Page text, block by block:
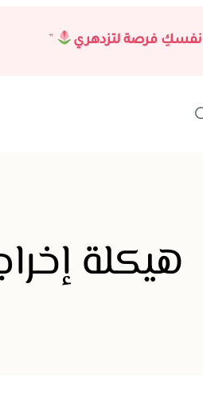
نفسكِ فرصة لتزدهري ”
هيكلة